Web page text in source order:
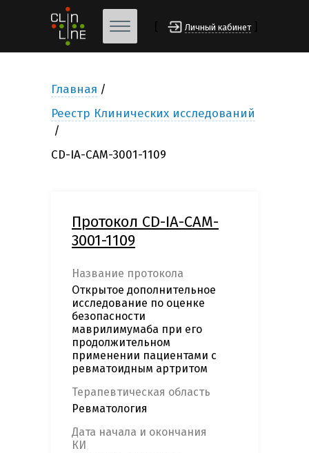
Личный кабинет
Главная
Реестр Клинических исследований
CD-IA-CAM-3001-1109
Протокол CD-IA-CAM-
3001-1109
Название протокола
Открытое дополнительное
исследование по оценке
безопасности
маврилимумаба при его
продолжительном
применении пациентами с
ревматоидным артритом
Терапевтическая область
Ревматология
Дата начала и окончания
КИ